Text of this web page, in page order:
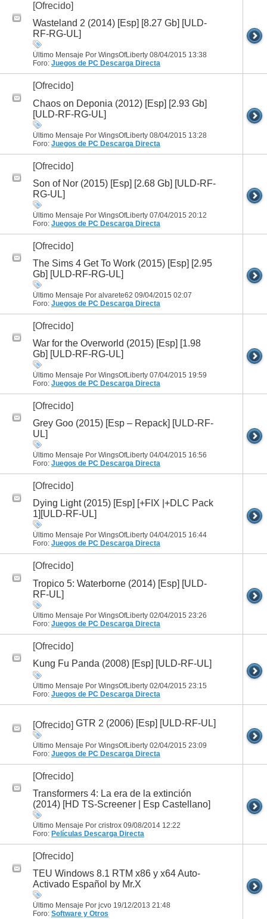
[Ofrecido]
Wasteland 2 (2014) [Esp] [8.27 Gb] [ULD-
RF-RG-UL]
Último Mensaje Por WingsOfLiberty 08/04/2015 13:38
Foro: Juegos de PC Descarga Directa
[Ofrecido]
Chaos on Deponia (2012) [Esp] [2.93 Gb]
[ULD-RF-RG-UL]
Último Mensaje Por WingsOfLiberty 08/04/2015 13:28
Foro: Juegos de PC Descarga Directa
[Ofrecido]
Son of Nor (2015) [Esp] [2.68 Gb] [ULD-RF-
RG-UL]
Último Mensaje Por WingsOfLiberty 07/04/2015 20:12
Foro: Juegos de PC Descarga Directa
[Ofrecido]
The Sims 4 Get To Work (2015) [Esp] [2.95
Gb] [ULD-RF-RG-UL]
Último Mensaje Por alvarete62 09/04/2015 02:07
Foro: Juegos de PC Descarga Directa
[Ofrecido]
War for the Overworld (2015) [Esp] [1.98
Gb] [ULD-RF-RG-UL]
Último Mensaje Por WingsOfLiberty 07/04/2015 19:59
Foro: Juegos de PC Descarga Directa
[Ofrecido]
Grey Goo (2015) [Esp – Repack] [ULD-RF-
UL]
Último Mensaje Por WingsOfLiberty 04/04/2015 16:56
Foro: Juegos de PC Descarga Directa
[Ofrecido]
Dying Light (2015) [Esp] [+FIX |+DLC Pack
1][ULD-RF-UL]
Último Mensaje Por WingsOfLiberty 04/04/2015 16:44
Foro: Juegos de PC Descarga Directa
[Ofrecido]
Tropico 5: Waterborne (2014) [Esp] [ULD-
RF-UL]
Último Mensaje Por WingsOfLiberty 02/04/2015 23:26
Foro: Juegos de PC Descarga Directa
[Ofrecido]
Kung Fu Panda (2008) [Esp] [ULD-RF-UL]
Último Mensaje Por WingsOfLiberty 02/04/2015 23:15
Foro: Juegos de PC Descarga Directa
[Ofrecido] GTR 2 (2006) [Esp] [ULD-RF-UL]
Último Mensaje Por WingsOfLiberty 02/04/2015 23:09
Foro: Juegos de PC Descarga Directa
[Ofrecido]
Transformers 4: La era de la extinción
(2014) [HD TS-Screener | Esp Castellano]
Último Mensaje Por cristrox 09/08/2014 12:22
Foro: Películas Descarga Directa
[Ofrecido]
TEU Windows 8.1 RTM x86 y x64 Auto-
Activado Español by Mr.X
Último Mensaje Por jcvo 19/12/2013 21:48
Foro: Software y Otros